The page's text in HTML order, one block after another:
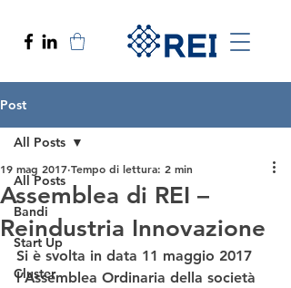
Post
All Posts
Bandi
Start Up
Cluster
All Posts
Assemblea di REI –
Reindustria Innovazione
19 mag 2017 Tempo di lettura: 2 min
Si è svolta in data 11 maggio 2017
l’Assemblea Ordinaria della società